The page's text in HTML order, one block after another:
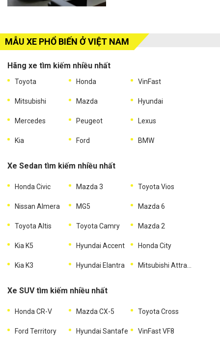
MẪU XE PHỔ BIẾN Ở VIỆT NAM
Hãng xe tìm kiếm nhiều nhất
Toyota Honda VinFast
Mitsubishi Mazda Hyundai
Mercedes Peugeot Lexus
Kia Ford BMW
Xe Sedan tìm kiếm nhiều nhất
Honda Civic Mazda 3 Toyota Vios
Nissan Almera MG5 Mazda 6
Toyota Altis Toyota Camry Mazda 2
Kia K5 Hyundai Accent Honda City
Kia K3 Hyundai Elantra
Xe SUV tìm kiếm nhiều nhất
Honda CR-V Mazda CX-5 Toyota Cross
Ford Territory Hyundai Santafe VinFast VF8